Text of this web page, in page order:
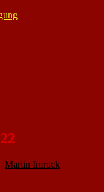
Martin Imruck